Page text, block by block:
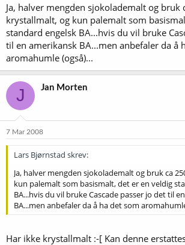
Ja, halver mengden sjokolademalt og bruk
krystallmalt, og kun palemalt som
standard engelsk BA...hvis du vil bruke
til en amerikansk BA...men anbefaler da å
aromahumle (også)...
J Jan Morten
7 Mar 2008
Lars Bjørnstad skrev:
Ja, halver mengden sjokolademalt og bruk ca
kun palemalt som basismalt, det er en veldig
BA...hvis du vil bruke Cascade passer jo det til
BA...men anbefaler da å ha det som
Har ikke krystallmalt :-[ Kan denne